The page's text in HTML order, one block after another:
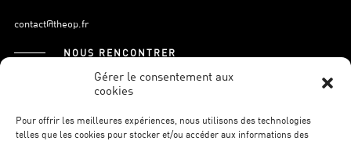
Gérer le consentement aux
cookies
Pour offrir les meilleures expériences, nous utilisons des technologies
telles que les cookies pour stocker et/ou accéder aux informations des
contact@theop.fr
NOUS RENCONTRER
21, Boulevard Pasteur